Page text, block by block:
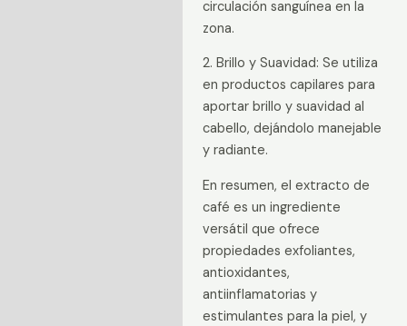
circulación sanguínea en la
zona.
2. Brillo y Suavidad: Se utiliza
en productos capilares para
aportar brillo y suavidad al
cabello, dejándolo manejable
y radiante.
En resumen, el extracto de
café es un ingrediente
versátil que ofrece
propiedades exfoliantes,
antioxidantes,
antiinflamatorias y
estimulantes para la piel, y